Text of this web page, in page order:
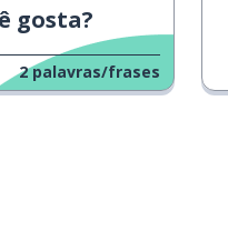
gosta?
2 palavras/frases